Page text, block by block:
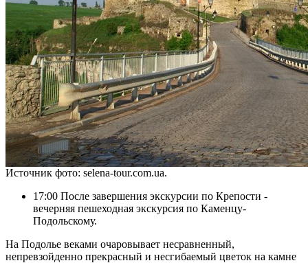
Источник фото: selena-tour.com.ua.
17:00 После завершения экскурсии по Крепости -
вечерняя пешеходная экскурсия по Каменцу-
Подольскому.
На Подолье веками очаровывает несравненный,
непревзойденно прекрасный и несгибаемый цветок на камне